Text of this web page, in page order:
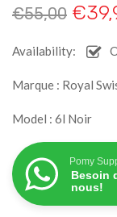
€55,00 €
Availability:
Marque : Royal
Model : 6l Noir
Pomy
Besoin
nous!